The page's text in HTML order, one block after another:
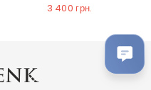
3 400 грн.